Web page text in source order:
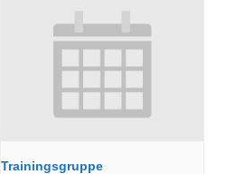
Trainingsgruppe